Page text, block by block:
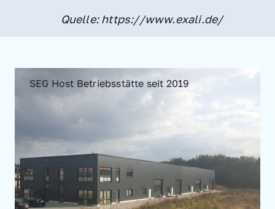
Quelle: https://www.exali.de/
SEG Host Betriebsstätte seit 2019